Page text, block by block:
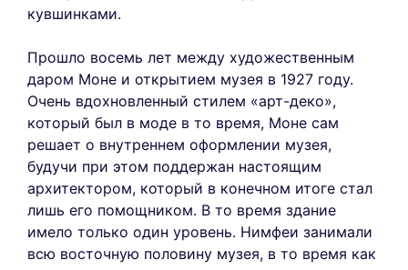
кувшинками.
Прошло восемь лет между художественным
даром Моне и открытием музея в 1927 году.
Очень вдохновленный стилем «арт-деко»,
который был в моде в то время, Моне сам
решает о внутреннем оформлении музея,
будучи при этом поддержан настоящим
архитектором, который в конечном итоге стал
лишь его помощником. В то время здание
имело только один уровень. Нимфеи занимали
всю восточную половину музея, в то время как